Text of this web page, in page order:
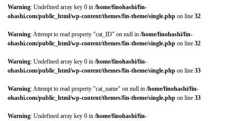
Warning: Undefined array key 0 in /home/finohashi/fin-
ohashi.com/public_html/wp-content/themes/fin-theme/single.php on line 32
Warning: Attempt to read property "cat_ID" on null in /home/finohashi/fin-
ohashi.com/public_html/wp-content/themes/fin-theme/single.php on line 32
Warning: Undefined array key 0 in /home/finohashi/fin-
ohashi.com/public_html/wp-content/themes/fin-theme/single.php on line 33
Warning: Attempt to read property "cat_name" on null in /home/finohashi/fin-
ohashi.com/public_html/wp-content/themes/fin-theme/single.php on line 33
Warning: Undefined array key 0 in /home/finohashi/fin-